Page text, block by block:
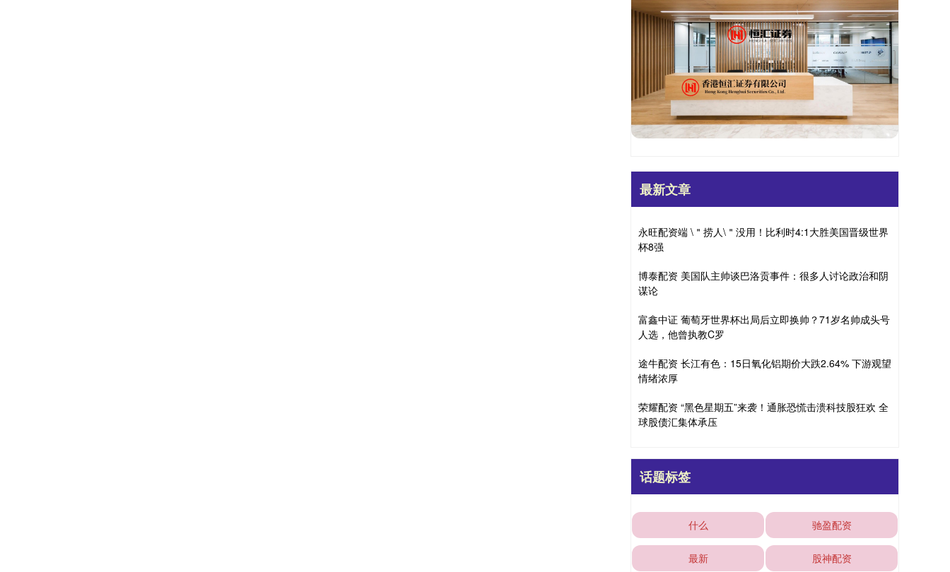
最新文章
永旺配资端 \＂捞人\＂没用！比利时4:1大胜美国晋级世界
杯8强
博泰配资 美国队主帅谈巴洛贡事件：很多人讨论政治和阴
谋论
富鑫中证 葡萄牙世界杯出局后立即换帅？71岁名帅成头号
人选，他曾执教C罗
途牛配资 长江有色：15日氧化铝期价大跌2.64% 下游观望
情绪浓厚
荣耀配资 “黑色星期五”来袭！通胀恐慌击溃科技股狂欢 全
球股债汇集体承压
话题标签
什么 驰盈配资
最新 股神配资